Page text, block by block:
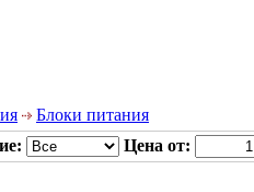
Блоки питания
Цена от: